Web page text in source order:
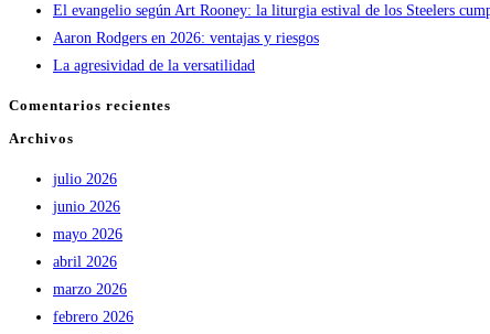
panel
de
búsqueda.
El evangelio según Art Rooney: la liturgia estival de los Steelers
Aaron Rodgers en 2026: ventajas y riesgos
La agresividad de la versatilidad
Comentarios recientes
Archivos
julio 2026
junio 2026
mayo 2026
abril 2026
marzo 2026
febrero 2026